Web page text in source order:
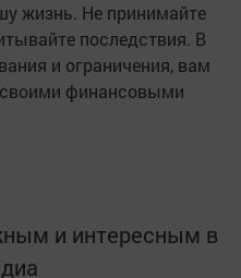
жизнь. Не принимайте
последствия. В
и ограничения, вам
финансовыми
и интересным в